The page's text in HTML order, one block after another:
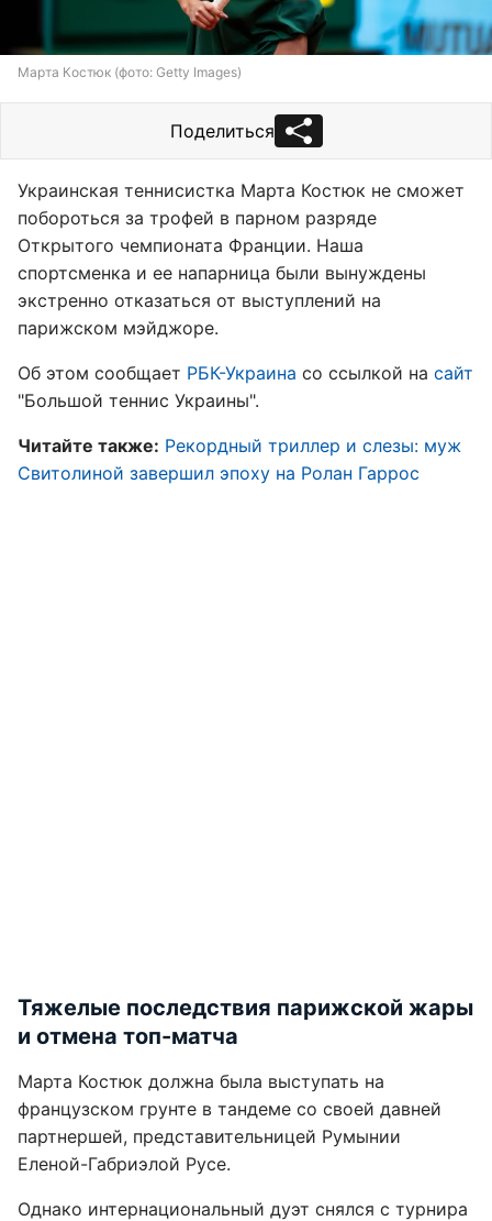
Марта Костюк (фото: Getty Images)
Поделиться
Украинская теннисистка Марта Костюк не сможет
побороться за трофей в парном разряде
Открытого чемпионата Франции. Наша
спортсменка и ее напарница были вынуждены
экстренно отказаться от выступлений на
парижском мэйджоре.
Об этом сообщает РБК-Украина со ссылкой на сайт
"Большой теннис Украины".
Читайте также: Рекордный триллер и слезы: муж
Свитолиной завершил эпоху на Ролан Гаррос
Тяжелые последствия парижской жары
и отмена топ-матча
Марта Костюк должна была выступать на
французском грунте в тандеме со своей давней
партнершей, представительницей Румынии
Еленой-Габриэлой Русе.
Однако интернациональный дуэт снялся с турнира